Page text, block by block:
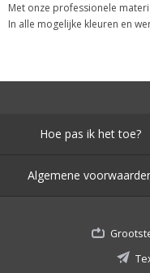
Met onze professionele
In alle mogelijke kleuren en
Hoe pas ik het toe?
Algemene